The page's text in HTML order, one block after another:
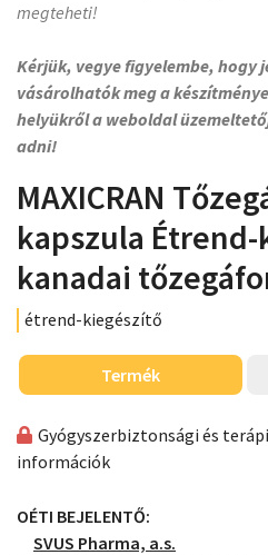
megteheti!
Kérjük, vegye figyelembe, hogy
vásárolhatók meg a
helyükről a weboldal
adni!
MAXICRAN
kapszula
kanadai
étrend-kiegészítő
Termék
Gyógyszerbiztonsági és
információk
OÉTI BEJELENTŐ:
SVUS Pharma, a.s.